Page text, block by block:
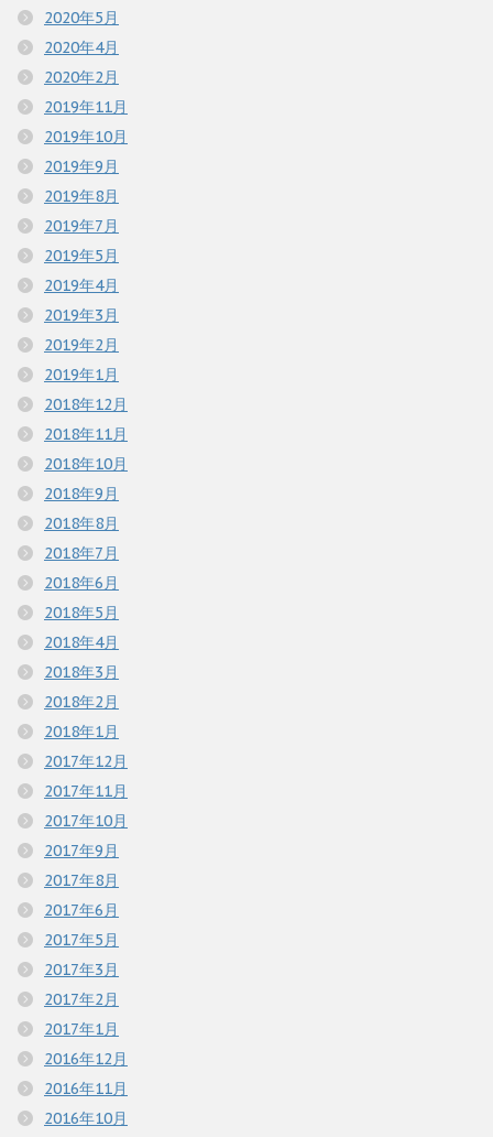
2020年5月
2020年4月
2020年2月
2019年11月
2019年10月
2019年9月
2019年8月
2019年7月
2019年5月
2019年4月
2019年3月
2019年2月
2019年1月
2018年12月
2018年11月
2018年10月
2018年9月
2018年8月
2018年7月
2018年6月
2018年5月
2018年4月
2018年3月
2018年2月
2018年1月
2017年12月
2017年11月
2017年10月
2017年9月
2017年8月
2017年6月
2017年5月
2017年3月
2017年2月
2017年1月
2016年12月
2016年11月
2016年10月